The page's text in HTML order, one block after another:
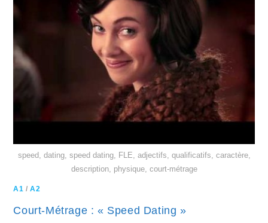
speed, dating, speed dating, FLE, adjectifs, qualificatifs, caractère,
description, physique, court-métrage
A1 /A2
Court-Métrage : « Speed Dating »